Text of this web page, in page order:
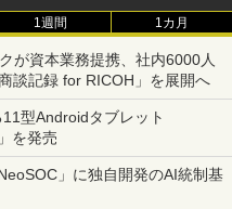
1週間 1カ月
が資本業務提携、社内6000人
談記録 for RICOH」を展開へ
型Androidタブレット
を発売
」に独自開発のAI統制基